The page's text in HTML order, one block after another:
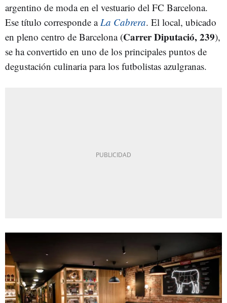
argentino de moda en el vestuario del FC Barcelona.
Ese título corresponde a La Cabrera. El local, ubicado
en pleno centro de Barcelona (Carrer Diputació, 239),
se ha convertido en uno de los principales puntos de
degustación culinaria para los futbolistas azulgranas.